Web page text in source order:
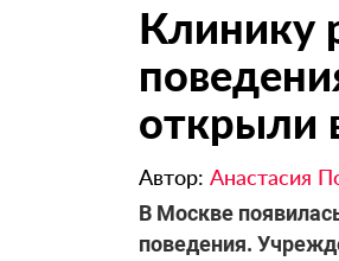
Клинику
открыли
Автор: Анастасия
В Москве
поведения.